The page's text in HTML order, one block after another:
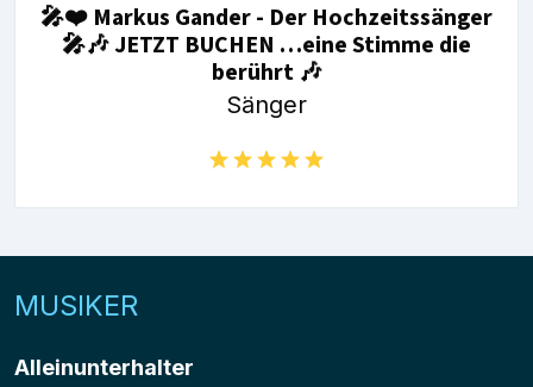
🎤❤️ Markus Gander - Der Hochzeitssänger
🎤🎶 JETZT BUCHEN …eine Stimme die
berührt 🎶
Sänger
MUSIKER
Alleinunterhalter